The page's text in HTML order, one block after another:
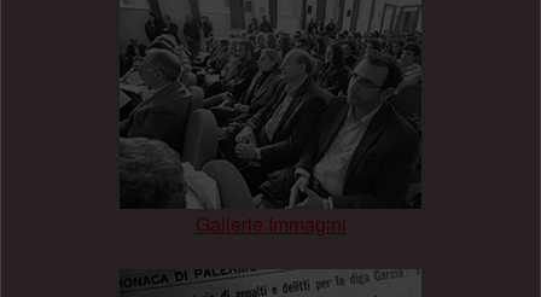
Gallerie Immagini